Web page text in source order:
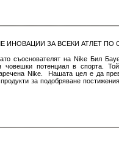
ИНОВАЦИИ ЗА ВСЕКИ АТЛЕТ ПО
съоснователят на Nike Бил
човешки потенциал в спорта.
Nike. Нашата цел е да
за подобряване